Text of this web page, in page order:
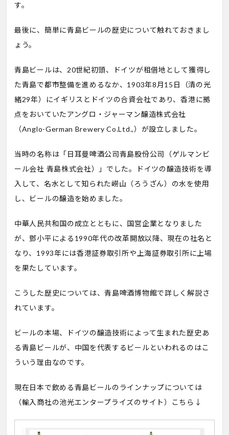
す。
最後に、簡単に青島ビールの歴史について触れておきまし
ょう。
青島ビールは、20世紀初頭、ドイツが租借地として獲得し
た青島で都市整備を進めるなか、1903年8月15日（清の光
緒29年）にイギリスとドイツの合資会社であり、香港に拠
点をおいていたアングロ・ジャーマン醸造株式会社
（Anglo-German Brewery Co.Ltd.,）が設立しました。
当時の名称は「日耳曼啤酒公司青島股份公司（ゲルマンビ
ール会社 青島株式会社）」でした。ドイツの醸造技術を導
入して、名水として知られた嶗山（ろうざん）の水を使用
し、ビールの醸造を始めました。
中華人民共和国の成立とともに、国営企業となりました
が、鄧小平による1990年代の改革開放以降、現在の社名と
なり、1993年には香港証券取引所や上海証券取引所に上場
を果たしています。
こうした歴史については、青島啤酒博物館で詳しく解説さ
れています。
ビールの本場、ドイツの醸造技術によって生まれた歴史あ
る青島ビールが、中国を代表するビールといわれるのはこ
ういう理由なのです。
現在日本で飲める青島ビールのラインナップについては
（輸入商社の池光エンタープライズのサイト）こちら↓